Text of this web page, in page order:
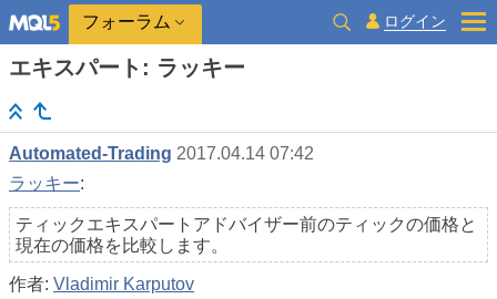
フォーラム ログイン
エキスパート: ラッキー
Automated-Trading 2017.04.14 07:42
ラッキー:
ティックエキスパートアドバイザー前のティックの価格と
現在の価格を比較します。
作者: Vladimir Karputov